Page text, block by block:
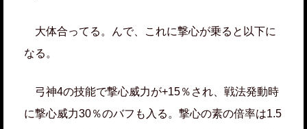
大体合ってる。んで、これに撃心が乗ると以下に
なる。
弓神4の技能で撃心威力が+15％され、戦法発動時
に撃心威力30％のバフも入る。撃心の素の倍率は1.5